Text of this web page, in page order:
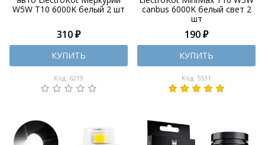
W5W T10 6000K белый 2 шт
310 ₽
КУПИТЬ
Код: 6219
canbus 6000K белый свет 2
шт
190 ₽
КУПИТЬ
Код: 5531